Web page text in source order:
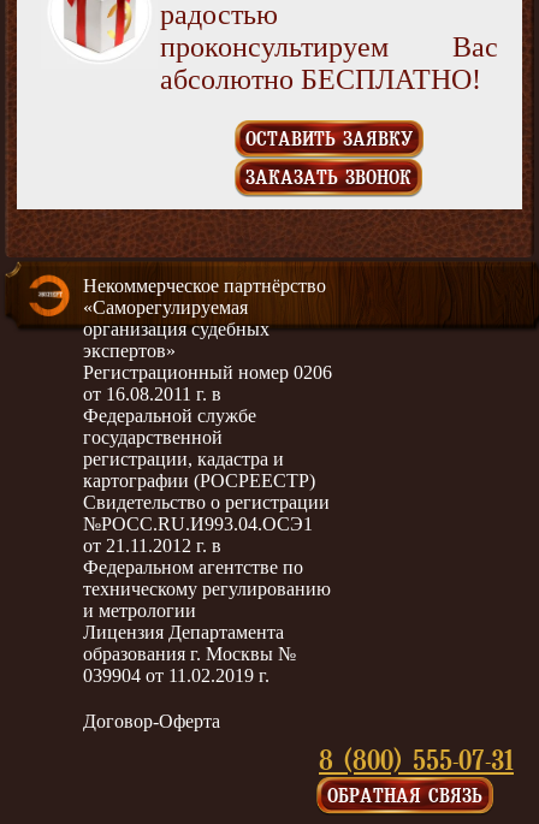
радостью
проконсультируем Вас
абсолютно БЕСПЛАТНО!
ОСТАВИТЬ ЗАЯВКУ
ЗАКАЗАТЬ ЗВОНОК
Некоммерческое партнёрство
«Саморегулируемая
организация судебных
экспертов»
Регистрационный номер 0206
от 16.08.2011 г. в
Федеральной службе
государственной
регистрации, кадастра и
картографии (РОСРЕЕСТР)
Свидетельство о регистрации
№РОСС.RU.И993.04.ОСЭ1
от 21.11.2012 г. в
Федеральном агентстве по
техническому регулированию
и метрологии
Лицензия Департамента
образования г. Москвы №
039904 от 11.02.2019 г.
Договор-Оферта
8 (800) 555-07-31
ОБРАТНАЯ СВЯЗЬ